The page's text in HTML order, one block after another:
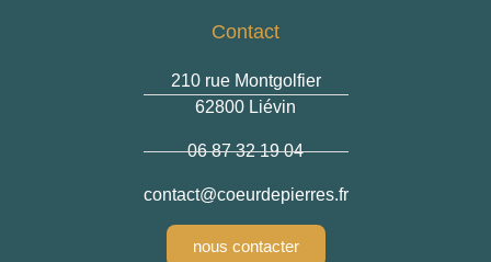
Contact
210 rue Montgolfier
62800 Liévin
06 87 32 19 04
contact@coeurdepierres.fr
nous contacter